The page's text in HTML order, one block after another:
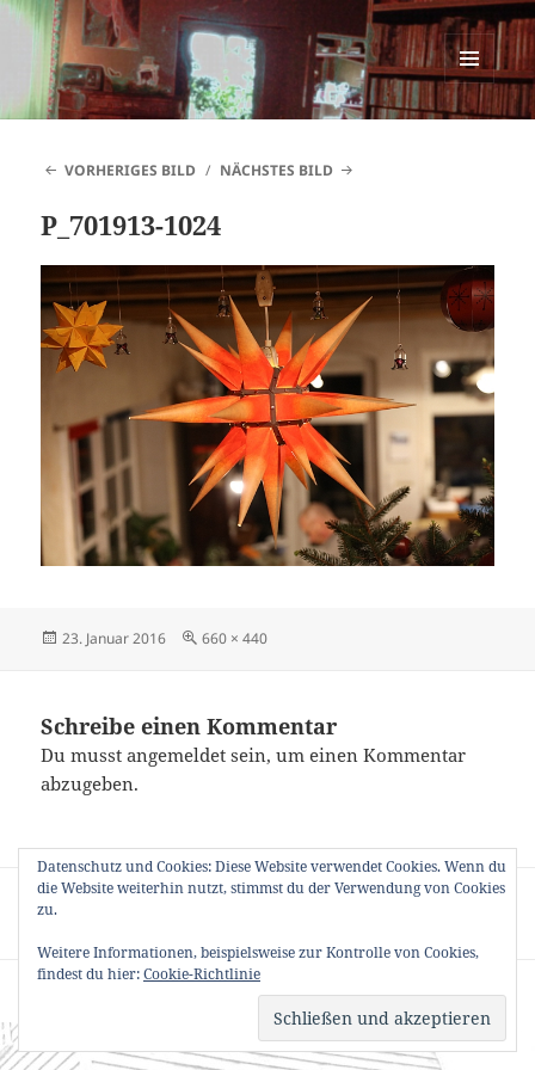
SINNESWANDEL
MENÜ
UND
VORHERIGES BILD
NÄCHSTES BILD
P_701913-1024
Veröffentlicht
23. Januar 2016 Originalgröße
660 × 440
Schreibe einen Kommentar
Du musstangemeldet sein, um einen Kommentar
abzugeben.
Beitragsnavigation
VERÖFFENTLICHT IN
P_701913-1024
Stolz präsentiert von WordPress
Datenschutz und Cookies: Diese Website verwendet Cookies. Wenn du
die Website weiterhin nutzt, stimmst du der Verwendung von Cookies
zu.
Weitere Informationen, beispielsweise zur Kontrolle von Cookies,
findest du hier:Cookie-Richtlinie